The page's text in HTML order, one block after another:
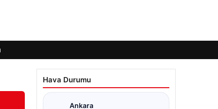
Hava Durumu
Ankara